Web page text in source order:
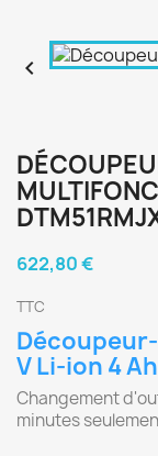

622,80 €
TTC
V Li-ion 4 Ah
Changement
minutes